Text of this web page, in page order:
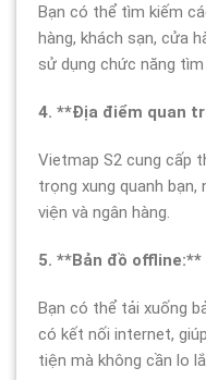
Bạn có thể tìm kiếm
hàng, khách sạn, cửa
sử dụng chức năng
4. **Địa điểm quan
Vietmap S2 cung cấp
trọng xung quanh bạn,
viện và ngân hàng.
5. **Bản đồ offline:**
Bạn có thể tải xuống
có kết nối internet,
tiện mà không cần lo